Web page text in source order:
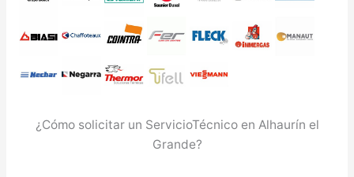
¿Cómo solicitar un ServicioTécnico en Alhaurín el
Grande?